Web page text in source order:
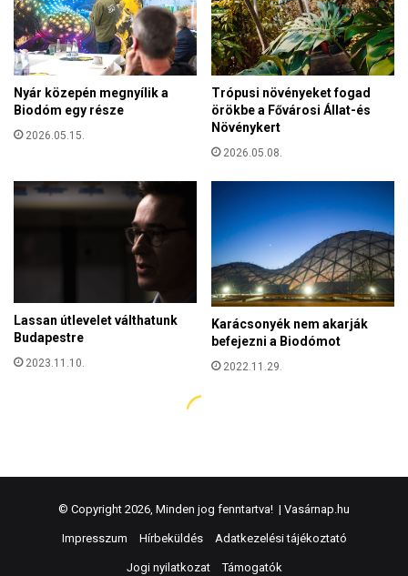
© Copyright 2026, Minden jog fenntartva! | Vasárnap.hu
Impresszum Hírbeküldés Adatkezelési tájékoztató
Jogi nyilatkozat Támogatók